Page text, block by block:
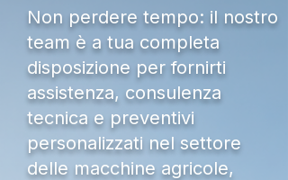
Non perdere tempo: il nostro
team è a tua completa
disposizione per fornirti
assistenza, consulenza
tecnica e preventivi
personalizzati nel settore
delle macchine agricole,